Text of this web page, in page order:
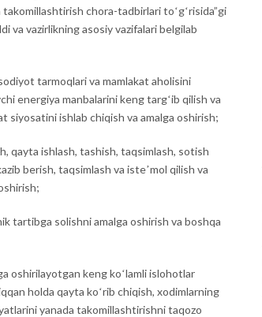
chora-tadbirlari toʻgʻrisida”gi
va vazirlikning asosiy vazifalari belgilab
tarmoqlari va mamlakat aholisini
energiya manbalarini keng targʻib qilish va
siyosatini ishlab chiqish va amalga oshirish;
qayta ishlash, tashish, taqsimlash, sotish
berish, taqsimlash va isteʼmol qilish va
tartibga solishni amalga oshirish va boshqa
oshirilayotgan keng koʻlamli islohotlar
holda qayta koʻrib chiqish, xodimlarning
yanada takomillashtirishni taqozo